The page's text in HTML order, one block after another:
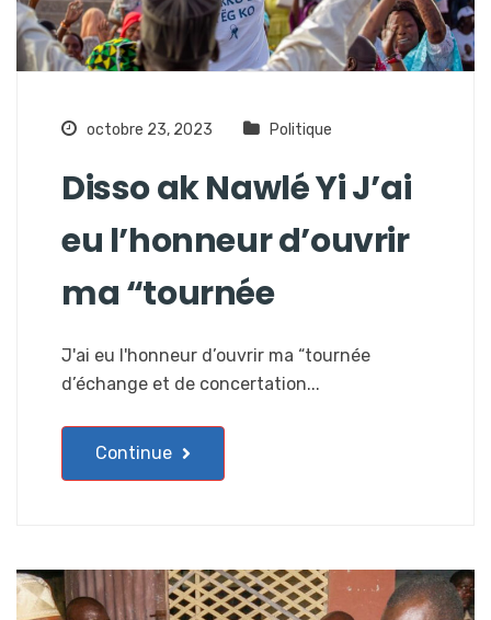
octobre 23, 2023 Politique
Disso ak Nawlé Yi J’ai
eu l’honneur d’ouvrir
ma “tournée
J'ai eu l'honneur d’ouvrir ma “tournée
d’échange et de concertation...
Continue